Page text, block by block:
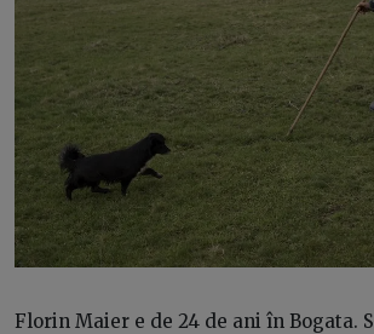
Florin Maier e de 24 de ani în Bogata.